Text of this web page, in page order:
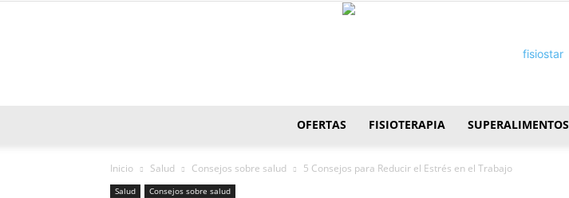
OFERTAS FISIOTERAPIA SUPERALIMENTOS
Inicio Salud Consejos sobre salud 5 Consejos para Reducir el Estrés en el Trabajo
Salud Consejos sobre salud